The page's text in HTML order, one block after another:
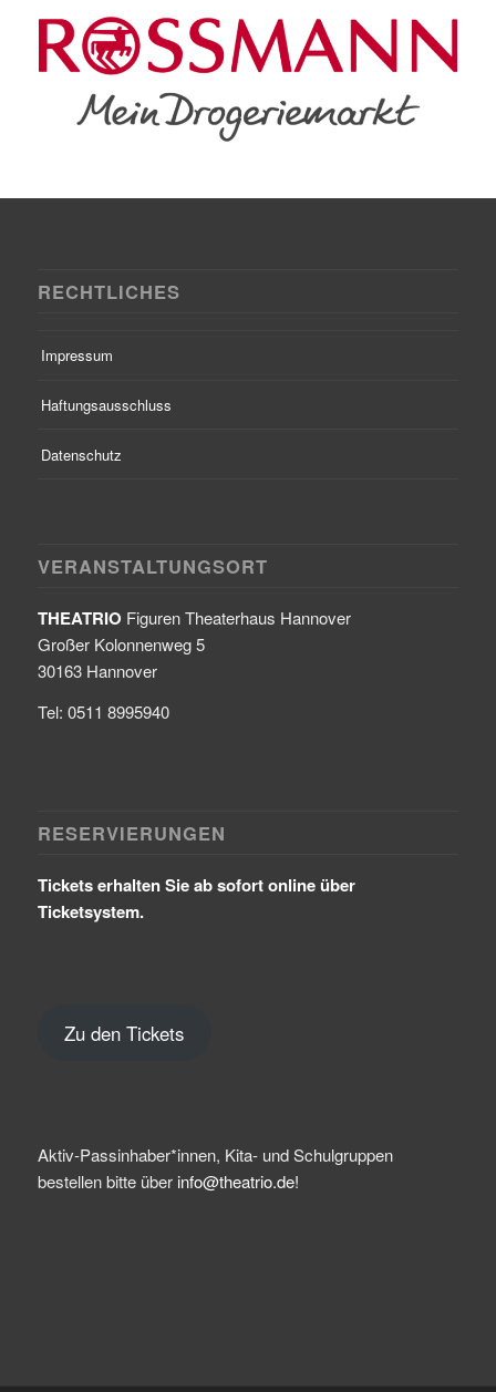
RECHTLICHES
Impressum
Haftungsausschluss
Datenschutz
VERANSTALTUNGSORT
THEATRIO Figuren Theaterhaus Hannover
Großer Kolonnenweg 5
30163 Hannover
Tel: 0511 8995940
RESERVIERUNGEN
Tickets erhalten Sie ab sofort online über
Ticketsystem.
Zu den Tickets
Aktiv-Passinhaber*innen, Kita- und Schulgruppen
bestellen bitte über info@theatrio.de!